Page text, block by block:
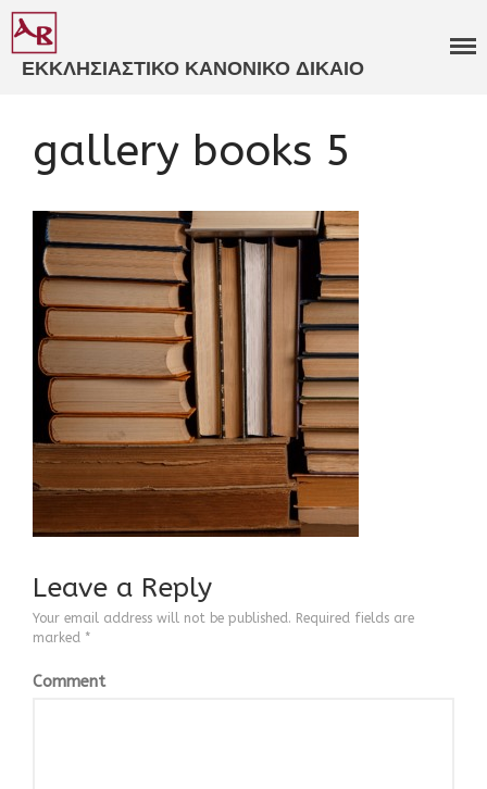
ΕΚΚΛΗΣΙΑΣΤΙΚΑ ΔΙΚΑΣΤΗΡΙΑ​
ΚΑΤΑΣΤΑΤΙΚΑ ΚΑΝΟΝΙΣΜΟΙ​
ΠΑΝΟΡΘΟΔΟΞΗ
ΣΥΜΒΟΥΛΕΥΤΙΚΗ​
ΚΩΔΙΚΟΠΟΙΗΣΗ ΙΕΡΩΝ
ΚΑΝΟΝΩΝ​
ΑΝΑΡΤΗΣΕΙΣ
ΕΙΣΗΓΗΣΕΙΣ
ΠΟΛΙΤΙΚΟ ΠΡΟΦΙΛ
ΒΙΟΓΡΑΦΙΚΟ
CONTACT
ΕΚΚΛΗΣΙΑΣΤΙΚΟ ΚΑΝΟΝΙΚΟ ΔΙΚΑΙΟ
gallery books 5
Leave a Reply
Your email address will not be published. Required fields are
marked *
Comment